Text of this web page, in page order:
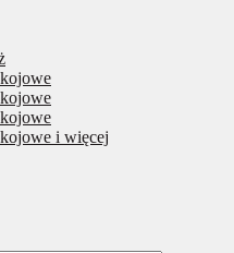
i więcej